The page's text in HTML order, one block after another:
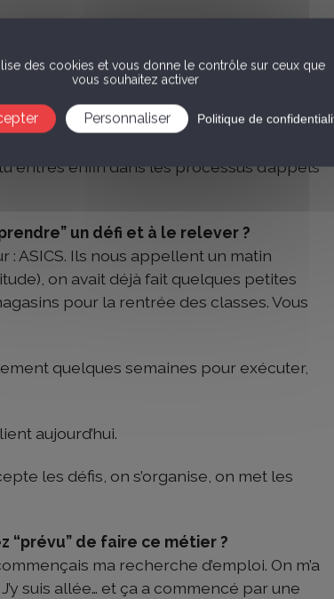
des cookies et vous donne le contrôle sur ceux que
vous souhaitez activer
Personnaliser Politique de
complète de l’entreprise.
une référence sur son marché” ?
nous avons passé le cap des 5
de faire les “premiers” 5 millions et de le
les références, le savoir-faire. Une
entres enfin dans les processus d’appels
un défi et à le relever ?
: ASICS. Ils nous appellent un matin
on avait déjà fait quelques petites
pour la rentrée des classes. Vous
quelques semaines pour exécuter,
aujourd’hui.
les défis, on s’organise, on met les
“prévu” de faire ce métier ?
ma recherche d’emploi. On m’a
suis allée… et ça a commencé par une